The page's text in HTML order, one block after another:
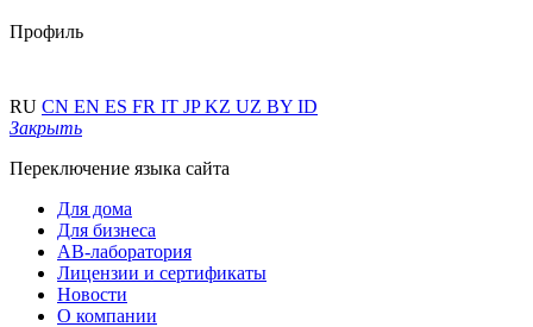
Профиль
RU CN EN ES FR IT JPKZ UZ BY ID
Закрыть
Переключение языка сайта
Для дома
Для бизнеса
АВ-лаборатория
Лицензии и сертификаты
Новости
О компании